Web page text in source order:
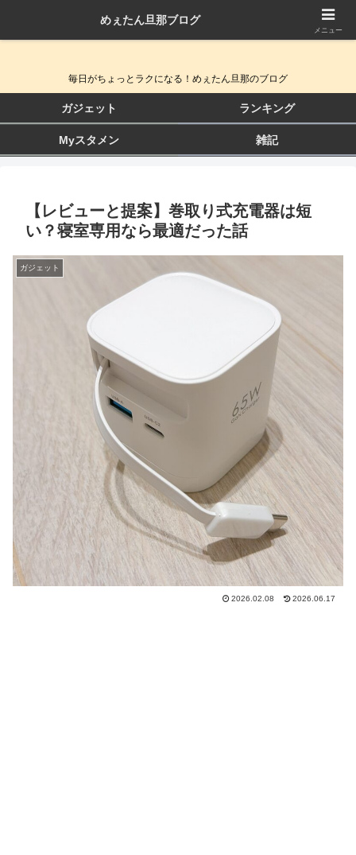
QOL向上ガジェット＆生活改善ブログ
毎日がちょっとラクになる！めぇたん旦那のブログ
ガジェット ランキング
Myスタメン 雑記
【レビューと提案】巻取り式充電器は短
い？寝室専用なら最適だった話
ガジェット
2026.02.08 2026.06.17
めぇたん旦那ブログ
メニュー